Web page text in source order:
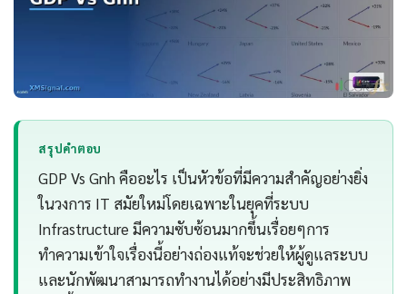
สรุปคำตอบ
GDP Vs Gnh คืออะไร เป็นหัวข้อที่มีความสำคัญอย่างยิ่ง
ในวงการ IT สมัยใหม่โดยเฉพาะในยุคที่ระบบ
Infrastructure มีความซับซ้อนมากขึ้นเรื่อยๆการ
ทำความเข้าใจเรื่องนี้อย่างถ่องแท้จะช่วยให้ผู้ดูแลระบบ
และนักพัฒนาสามารถทำงานได้อย่างมีประสิทธิภาพ